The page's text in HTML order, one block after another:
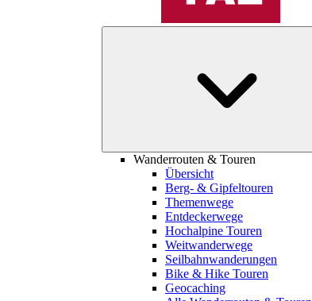
Wanderrouten & Touren
Übersicht
Berg- & Gipfeltouren
Themenwege
Entdeckerwege
Hochalpine Touren
Weitwanderwege
Seilbahnwanderungen
Bike & Hike Touren
Geocaching